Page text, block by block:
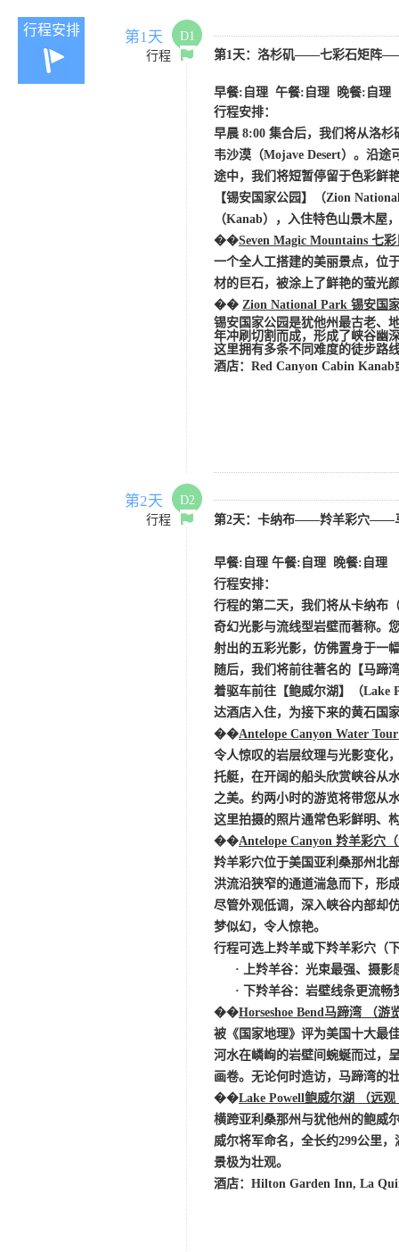
行程安排 第1天
D1
行程
第1天： 洛杉矶——七彩石矩阵
早餐:自理 午餐:自理 晚餐:自理
行程安排：
早晨 8:00 集合后，我们将从洛
韦沙漠（Mojave Desert）。沿
途中，我们将短暂停留于色彩鲜
【锡安国家公园】（Zion
（Kanab），入住特色山景木屋
��Seven Magic Mountains 七
一个全人工搭建的美丽景点，位
材的巨石，被涂上了鲜艳的萤光
�� Zion National Park 锡安国
锡安国家公园是犹他州最古老、
年冲刷切割而成，形成了峡谷幽
这里拥有多条不同难度的徒步路
酒店： Red Canyon Cabin Kanab
第2天
D2
行程
第2天：卡纳布——羚羊彩穴——
早餐: 自理 午餐:自理 晚餐:自理
行程安排：
行程的第二天，我们将从卡纳布
奇幻光影与流线型岩壁而著称。
射出的五彩光影，仿佛置身于一
随后，我们将前往著名的【马蹄
着驱车前往【鲍威尔湖】（Lake
达酒店入住，为接下来的黄石国
��Antelope Canyon Water
令人惊叹的岩层纹理与光影变化
托艇，在开阔的船头欣赏峡谷从
之美。约两小时的游览将带您从
这里拍摄的照片通常色彩鲜明、
��Antelope Canyon 羚羊彩穴（
羚羊彩穴位于美国亚利桑那州北
洪流沿狭窄的通道湍急而下，形
尽管外观低调，深入峡谷内部却
梦似幻，令人惊艳。
行程可选上羚羊或下羚羊彩穴（
· 上羚羊谷：光束最强、摄
· 下羚羊谷：岩壁线条更流
��Horseshoe Bend马蹄湾
（游
被《国家地理》评为美国十大最
河水在嶙峋的岩壁间蜿蜒而过，
画卷。无论何时造访，马蹄湾的
��Lake Powell鲍威尔湖 （远观
横跨亚利桑那州与犹他州的鲍威
威尔将军命名，全长约299公里
景极为壮观。
酒店： Hilton Garden Inn, La